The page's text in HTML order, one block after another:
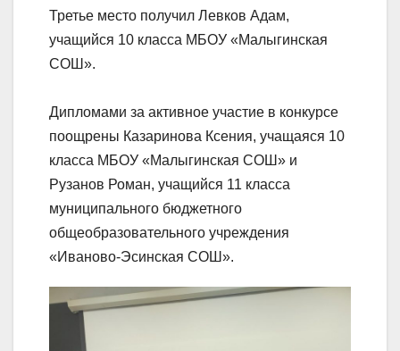
Третье место получил Левков Адам,
учащийся 10 класса МБОУ «Малыгинская
СОШ».
Дипломами за активное участие в конкурсе
поощрены Казаринова Ксения, учащаяся 10
класса МБОУ «Малыгинская СОШ» и
Рузанов Роман, учащийся 11 класса
муниципального бюджетного
общеобразовательного учреждения
«Иваново-Эсинская СОШ».